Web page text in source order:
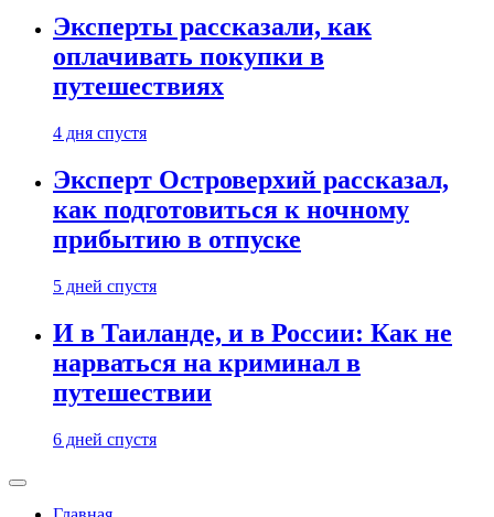
Эксперты рассказали, как
оплачивать покупки в
путешествиях
4 дня спустя
Эксперт Островерхий рассказал,
как подготовиться к ночному
прибытию в отпуске
5 дней спустя
И в Таиланде, и в России: Как не
нарваться на криминал в
путешествии
6 дней спустя